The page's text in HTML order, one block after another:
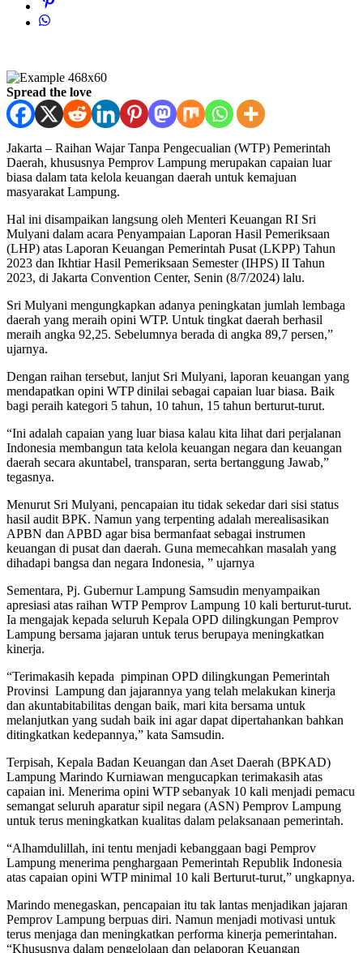
Spread the love
Jakarta – Raihan Wajar Tanpa Pengecualian (WTP) Pemerintah
Daerah, khususnya Pemprov Lampung merupakan capaian luar
biasa dalam tata kelola keuangan daerah untuk kemajuan
masyarakat Lampung.
Hal ini disampaikan langsung oleh Menteri Keuangan RI Sri
Mulyani dalam acara Penyampaian Laporan Hasil Pemeriksaan
(LHP) atas Laporan Keuangan Pemerintah Pusat (LKPP) Tahun
2023 dan Ikhtiar Hasil Pemeriksaan Semester (IHPS) II Tahun
2023, di Jakarta Convention Center, Senin (8/7/2024) lalu.
Sri Mulyani mengungkapkan adanya peningkatan jumlah lembaga
daerah yang meraih opini WTP. Untuk tingkat daerah berhasil
meraih angka 92,25. Sebelumnya berada di angka 89,7 persen,”
ujarnya.
Dengan raihan tersebut, lanjut Sri Mulyani, laporan keuangan yang
mendapatkan opini WTP dinilai sebagai capaian luar biasa. Baik
bagi peraih kategori 5 tahun, 10 tahun, 15 tahun berturut-turut.
“Ini adalah capaian yang luar biasa kalau kita lihat dari perjalanan
Indonesia membangun tata kelola keuangan negara dan keuangan
daerah secara akuntabel, transparan, serta bertanggung Jawab,”
tegasnya.
Menurut Sri Mulyani, pencapaian itu tidak sekedar dari sisi status
hasil audit BPK. Namun yang terpenting adalah merealisasikan
APBN dan APBD agar bisa bermanfaat sebagai instrumen
keuangan di pusat dan daerah. Guna memecahkan masalah yang
dihadapi bangsa dan negara Indonesia, ” ujarnya
Sementara, Pj. Gubernur Lampung Samsudin menyampaikan
apresiasi atas raihan WTP Pemprov Lampung 10 kali berturut-turut.
Ia mengajak kepada seluruh Kepala OPD dilingkungan Pemprov
Lampung bersama jajaran untuk terus berupaya meningkatkan
kinerja.
“Terimakasih kepada pimpinan OPD dilingkungan Pemerintah
Provinsi Lampung dan jajarannya yang telah melakukan kinerja
dan akuntabitabilitas dengan baik, mari kita bersama untuk
melanjutkan yang sudah baik ini agar dapat dipertahankan bahkan
ditingkatkan kedepannya,” kata Samsudin.
Terpisah, Kepala Badan Keuangan dan Aset Daerah (BPKAD)
Lampung Marindo Kurniawan mengucapkan terimakasih atas
capaian ini. Menerima opini WTP sebanyak 10 kali menjadi pemacu
semangat seluruh aparatur sipil negara (ASN) Pemprov Lampung
untuk terus meningkatkan kualitas dalam pelaksanaan pemerintah.
“Alhamdulillah, ini tentu menjadi kebanggaan bagi Pemprov
Lampung menerima penghargaan Pemerintah Republik Indonesia
atas capaian opini WTP minimal 10 kali Berturut-turut,” ungkapnya.
Marindo menegaskan, pencapaian itu tak lantas menjadikan jajaran
Pemprov Lampung berpuas diri. Namun menjadi motivasi untuk
terus menjaga dan meningkatkan performa kinerja pemerintahan.
“Khususnya dalam pengelolaan dan pelaporan Keuangan